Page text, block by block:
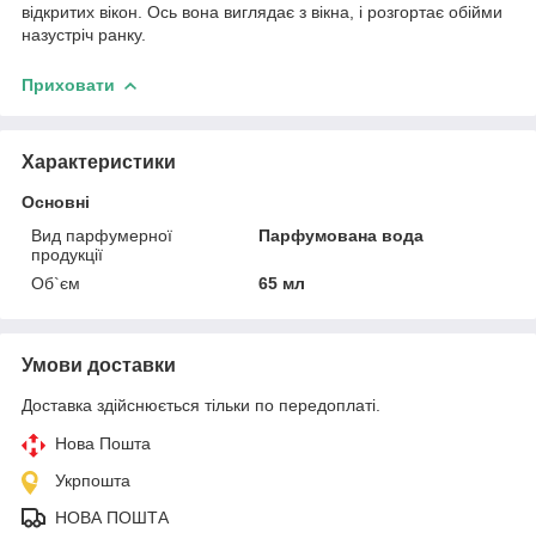
відкритих вікон. Ось вона виглядає з вікна, і розгортає обійми
назустріч ранку.
Приховати
Характеристики
Основні
Вид парфумерної
продукції
Парфумована вода
Об`єм 65 мл
Умови доставки
Доставка здійснюється тільки по передоплаті.
Нова Пошта
Укрпошта
НОВА ПОШТА